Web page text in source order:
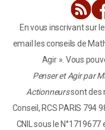
En vous inscrivant sur
email les conseils de
Agir ». Vous
Penser et Agir par
Actionneurssont des
Conseil, RCS PARIS 794
CNIL sous le